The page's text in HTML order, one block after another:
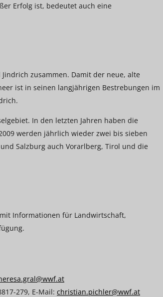
Erfolg ist, bedeutet auch eine
zusammen. Damit der neue, alte
ist in seinen langjährigen Bestrebungen im
In den letzten Jahren haben die
werden jährlich wieder zwei bis sieben
Salzburg auch Vorarlberg, Tirol und die
Informationen für Landwirtschaft,
279, E-Mail: christian.pichler@wwf.at